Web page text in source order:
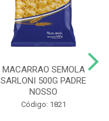
MACARRAO SEMOLA
SARLONI 500G PADRE
NOSSO
Código: 1821